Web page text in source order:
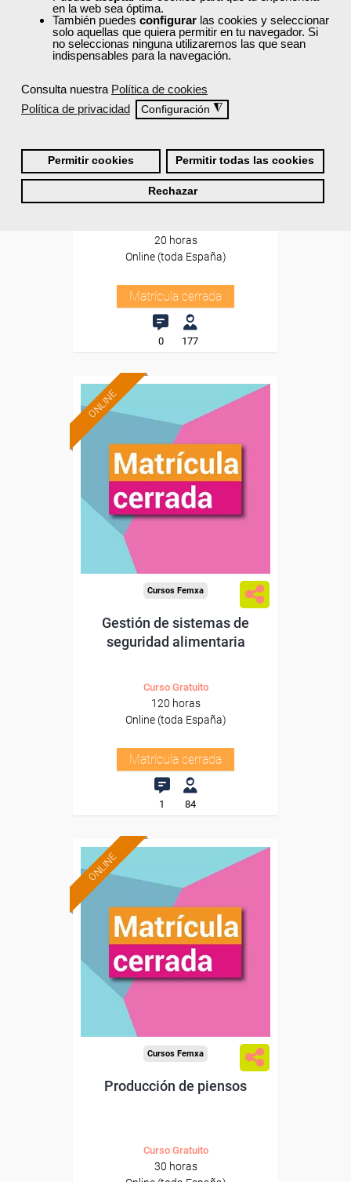
en la web sea óptima.
También puedes configurar las cookies y seleccionar
solo aquellas que quiera permitir en tu navegador. Si
no seleccionas ninguna utilizaremos las que sean
indispensables para la navegación.
Consulta nuestra Política de cookies
Política de privacidad
Configuración ◮
Permitir cookies Permitir todas las cookies
Rechazar
Parámetros económicos
rentables en eficiencia
energética de...
20 horas
Online (toda España)
Matrícula cerrada
0 177
ONLINE
Cursos Femxa
Gestión de sistemas de
seguridad alimentaria
Curso Gratuito
120 horas
Online (toda España)
Matrícula cerrada
1 84
ONLINE
Cursos Femxa
Producción de piensos
Curso Gratuito
30 horas